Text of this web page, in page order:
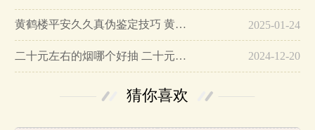
黄鹤楼平安久久真伪鉴定技巧 黄鹤楼平安久久二维码在哪里… 2025-01-24
二十元左右的烟哪个好抽 二十元左右的香烟排行榜最新款… 2024-12-20
猜你喜欢